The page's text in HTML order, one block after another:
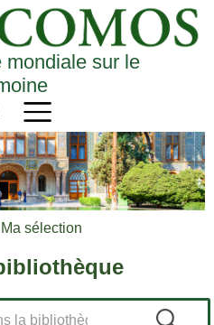
mondiale sur le
Ma sélection